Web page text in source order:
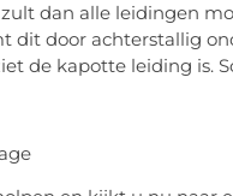
dan alle leidingen
dit door achterstallig
de kapotte leiding is.